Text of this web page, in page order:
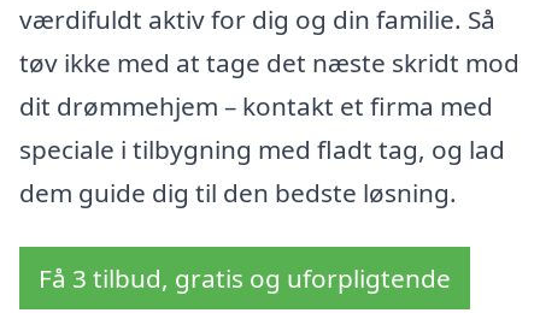
værdifuldt aktiv for dig og din familie. Så
tøv ikke med at tage det næste skridt mod
dit drømmehjem – kontakt et firma med
speciale i tilbygning med fladt tag, og lad
dem guide dig til den bedste løsning.
Få 3 tilbud, gratis og uforpligtende